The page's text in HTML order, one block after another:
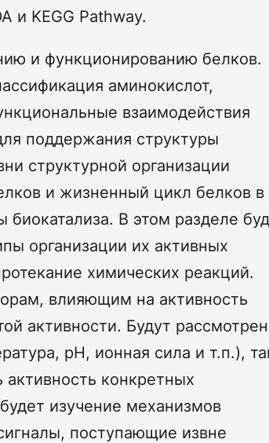
и KEGG Pathway.
и функционированию белков.
аминокислот,
взаимодействия
поддержания структуры
структурной организации
и жизненный цикл белков в
биокатализа. В этом разделе
организации их активных
химических реакций.
влияющим на активность
активности. Будут
рН, ионная сила и т.п.),
конкретных
изучение механизмов
поступающие извне